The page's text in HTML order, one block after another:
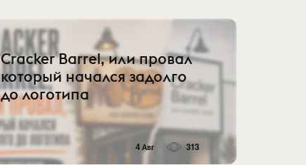
Cracker Barrel, или провал
который начался задолго
до логотипа
4 Авг 313